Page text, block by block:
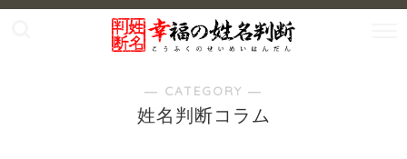
― CATEGORY ―
姓名判断コラム